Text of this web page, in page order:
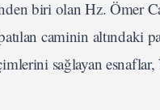
biri olan Hz. Ömer
caminin altındaki
sağlayan esnaflar,